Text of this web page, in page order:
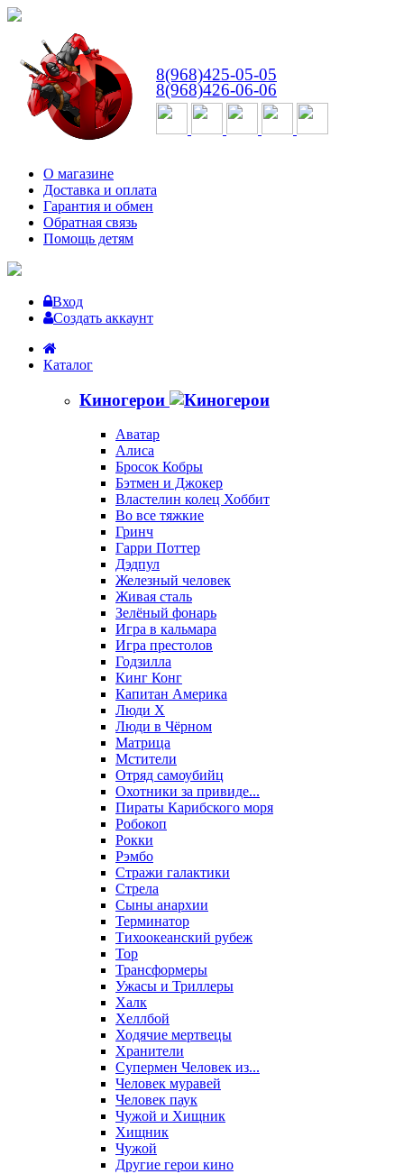
8(968)425-05-05
8(968)426-06-06
О магазине
Доставка и оплата
Гарантия и обмен
Обратная связь
Помощь детям
Вход
Создать аккаунт
Каталог
Киногерои
Аватар
Алиса
Бросок Кобры
Бэтмен и Джокер
Властелин колец Хоббит
Во все тяжкие
Гринч
Гарри Поттер
Дэдпул
Железный человек
Живая сталь
Зелёный фонарь
Игра в кальмара
Игра престолов
Годзилла
Кинг Конг
Капитан Америка
Люди X
Люди в Чёрном
Матрица
Мстители
Отряд самоубийц
Охотники за привиде...
Пираты Карибского моря
Робокоп
Рокки
Рэмбо
Стражи галактики
Стрела
Сыны анархии
Терминатор
Тихоокеанский рубеж
Тор
Трансформеры
Ужасы и Триллеры
Халк
Хеллбой
Ходячие мертвецы
Хранители
Супермен Человек из...
Человек муравей
Человек паук
Чужой и Хищник
Хищник
Чужой
Другие герои кино